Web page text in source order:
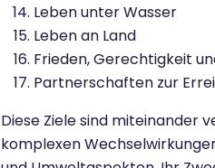
Leben unter Wasser
Leben an Land
Frieden, Gerechtigkeit
Partnerschaften zur
Diese Ziele sind miteinander
komplexen